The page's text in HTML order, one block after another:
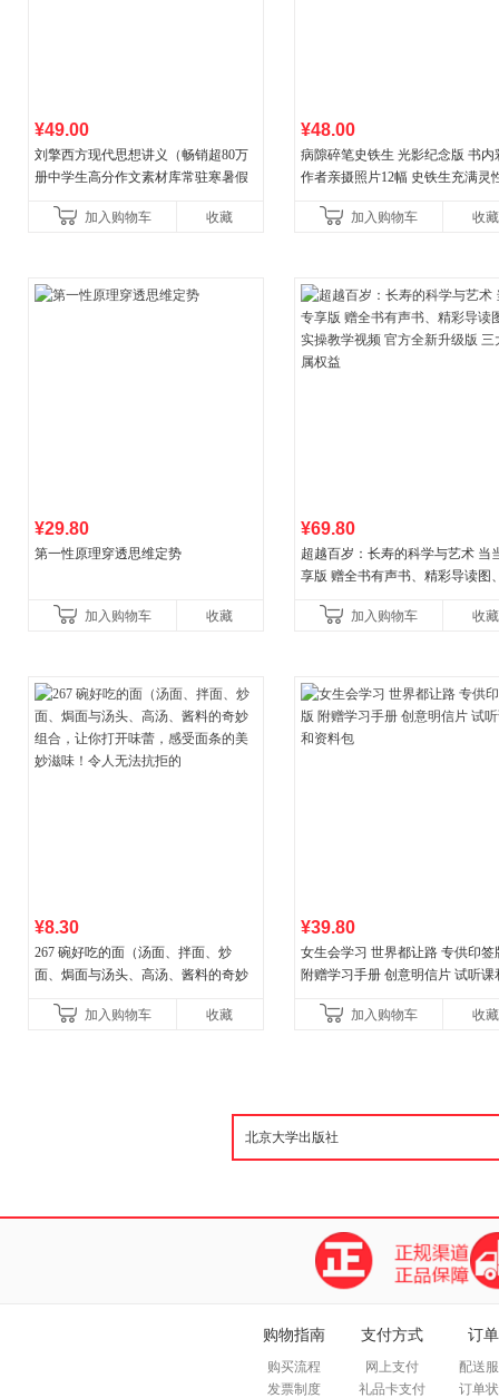
¥49.00
刘擎西方现代思想讲义（畅销超80万
册中学生高分作文素材库常驻寒暑假
讲透西方思想史，哲学知
加入购物车 收藏
¥48.00
病隙碎笔史铁生 光影纪念版 书内
作者亲摄照片12幅 史铁生充满灵
加入购物车
收藏
¥29.80
第一性原理穿透思维定势
加入购物车 收藏
¥69.80
超越百岁：长寿的科学与艺术 当
享版 赠全书有声书、精彩导读图
权益
加入购物车 收藏
¥8.30
267 碗好吃的面（汤面、拌面、炒
面、焗面与汤头、高汤、酱料的奇妙
妙滋味！令人无法抗拒的
加入购物车 收藏
¥39.80
女生会学习 世界都让路 专供印签
附赠学习手册 创意明信片 试听课
加入购物车
收藏
购物指南
购买流程
发票制度
支付方式
网上支付
礼品卡支付
订
配送
订单